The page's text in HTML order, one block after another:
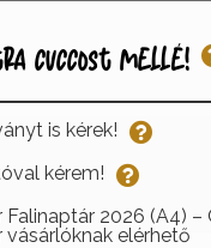
cuccost mellé!
is kérek!
kérem!
2026 (A4) –
vásárlóknak elérhető